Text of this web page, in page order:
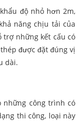
độ nhỏ hơn 2m,
năng chịu tải của
trợ những kết cấu có
được đặt đúng vị
dài.
những công trình có
thi công, loại này